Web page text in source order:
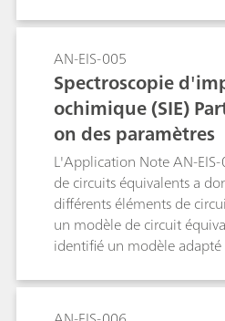
methods to monitor film
frequency and dissipation
harmonics with in situ
electrochemical signals.
based EQCM-D platform
Raman acquisition,
design and optimize
AN-EIS-005
Spectroscopie
ochimique (SIE)
on des paramètres
L'Application Note AN-
de circuits équivalents a
différents éléments de
un modèle de circuit
identifié un modèle adapté
données consiste à
modèle. Ceci est réalisé par